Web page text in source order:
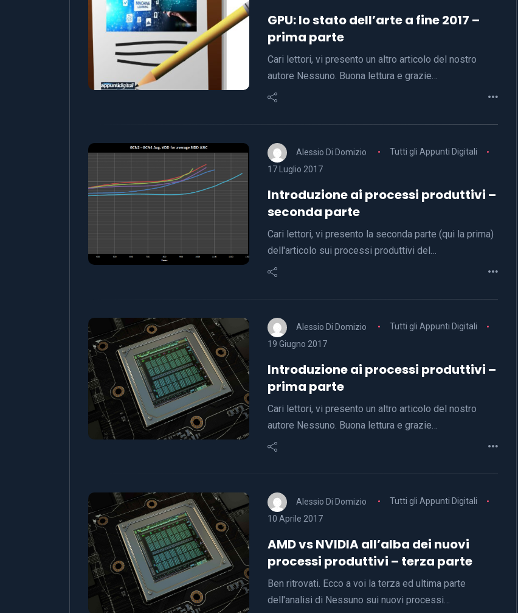
GPU: lo stato dell’arte a fine 2017 –
prima parte
Cari lettori, vi presento un altro articolo del nostro
autore Nessuno. Buona lettura e grazie…
Alessio Di Domizio
Tutti gli Appunti Digitali
17 Luglio 2017
Introduzione ai processi produttivi –
seconda parte
Cari lettori, vi presento la seconda parte (qui la prima)
dell'articolo sui processi produttivi del…
Alessio Di Domizio
Tutti gli Appunti Digitali
19 Giugno 2017
Introduzione ai processi produttivi –
prima parte
Cari lettori, vi presento un altro articolo del nostro
autore Nessuno. Buona lettura e grazie…
Alessio Di Domizio
Tutti gli Appunti Digitali
10 Aprile 2017
AMD vs NVIDIA all’alba dei nuovi
processi produttivi – terza parte
Ben ritrovati. Ecco a voi la terza ed ultima parte
dell'analisi di Nessuno sui nuovi processi…